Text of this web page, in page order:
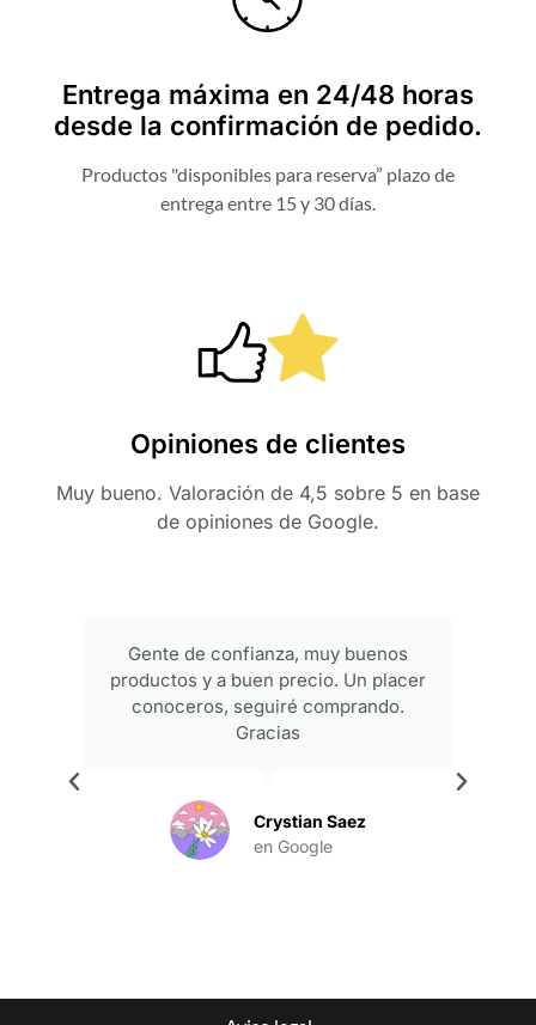
Entrega máxima en 24/48 horas
desde la confirmación de pedido.
Productos "disponibles para reserva” plazo de
entrega entre 15 y 30 días.
Opiniones de clientes
Muy bueno. Valoración de 4,5 sobre 5 en base
de opiniones de Google.
Gente de confianza, muy buenos
productos y a buen precio. Un placer
conoceros, seguiré comprando.
Gracias
Crystian Saez
en Google